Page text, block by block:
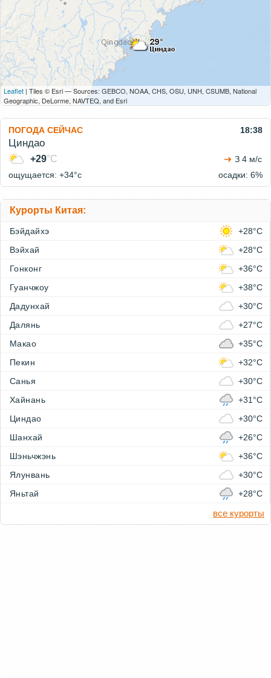
Leaflet | Tiles © Esri — Sources: GEBCO, NOAA, CHS, OSU, UNH, CSUMB, National
Geographic, DeLorme, NAVTEQ, and Esri
ПОГОДА СЕЙЧАС 18:38
Циндао
+29°C
З 4 м/с
ощущается: +34°c
осадки: 6%
Курорты Китая:
Бэйдайхэ
+28°C
Вэйхай
+28°C
Гонконг
+36°C
Гуанчжоу
+38°C
Дадунхай
+30°C
Далянь
+27°C
Макао
+35°C
Пекин
+32°C
Санья
+30°C
Хайнань
+31°C
Циндао
+30°C
Шанхай
+26°C
Шэньчжэнь
+36°C
Ялунвань
+30°C
Яньтай
+28°C
все курорты